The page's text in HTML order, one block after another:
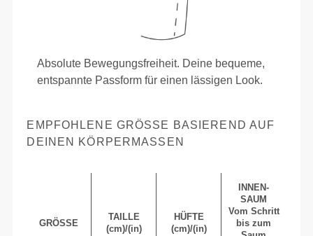
Absolute Bewegungsfreiheit. Deine bequeme,
entspannte Passform für einen lässigen Look.
EMPFOHLENE GRÖSSE BASIEREND AUF D
EINEN KÖRPERMASSEN
GRÖSSE
TAILLE
(cm)/(in)
HÜFTE
(cm)/(in)
INNEN-
SAUM
Vom Schritt
bis zum